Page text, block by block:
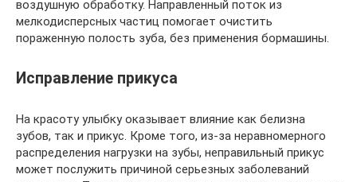
воздушную обработку. Направленный поток из
мелкодисперсных частиц помогает очистить
пораженную полость зуба, без применения бормашины.
Исправление прикуса
На красоту улыбку оказывает влияние как белизна
зубов, так и прикус. Кроме того, из-за неравномерного
распределения нагрузки на зубы, неправильный прикус
может послужить причиной серьезных заболеваний